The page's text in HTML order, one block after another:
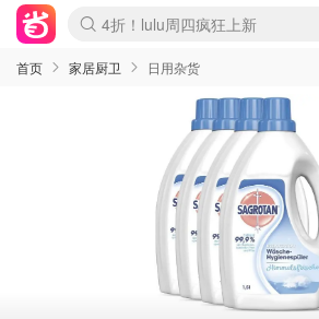
Boticinal 夏促开抢！
4折！lulu周四疯狂上新
还没结束！&OtherStories大促
Joybuy变相75折 随时失效
速领！Stanley独家85折
疑似霸哥！Camper额外叠85折
Zalando 奥莱闪促！每日更新
Moncler反季囤！5折起+叠9折
Coach Brooklyn仅€192
首页 家居厨卫 日用杂货